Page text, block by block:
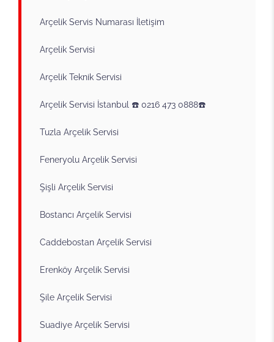
Arçelik Servis Numarası İletişim
Arçelik Servisi
Arçelik Teknik Servisi
Arçelik Servisi İstanbul ☎️ 0216 473 0888☎️
Tuzla Arçelik Servisi
Feneryolu Arçelik Servisi
Şişli Arçelik Servisi
Bostancı Arçelik Servisi
Caddebostan Arçelik Servisi
Erenköy Arçelik Servisi
Şile Arçelik Servisi
Suadiye Arçelik Servisi